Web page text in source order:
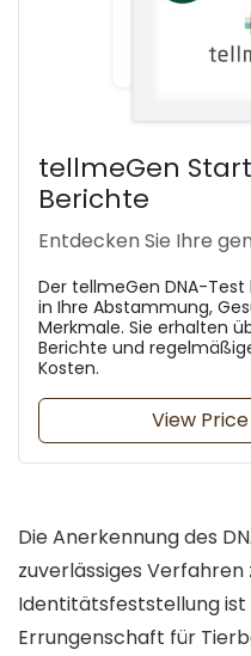
tellmeGen
Berichte
Entdecken Sie Ihre
Der tellmeGen DNA-
in Ihre Abstammung,
Merkmale. Sie erhalten
Berichte und
Kosten.
View
Die Anerkennung des
zuverlässiges
Identitätsfeststellung
Errungenschaft für